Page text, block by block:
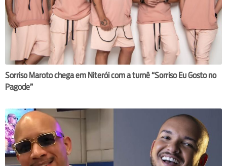
Sorriso Maroto chega em Niterói com a turnê “Sorriso Eu Gosto no
Pagode”